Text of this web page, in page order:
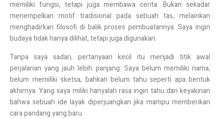
memiliki fungsi, tetapi juga membawa cerita. Bukan sekadar
menempelkan motif tradisional pada sebuah tas, melainkan
menghadirkan filosofi di balik proses pembuatannya. Saya ingin
budaya tidak hanya dilihat, tetapi juga digunakan.
Tanpa saya sadari, pertanyaan kecil itu menjadi titik awal
perjalanan yang jauh lebih panjang. Saya belum memiliki nama,
belum memiliki sketsa, bahkan belum tahu seperti apa bentuk
akhirnya. Yang saya miliki hanyalah rasa ingin tahu dan keyakinan
bahwa sebuah ide layak diperjuangkan jika mampu memberikan
cara pandang yang baru.